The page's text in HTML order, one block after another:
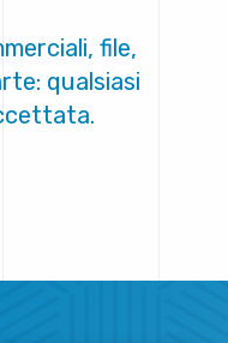
file,
qualsiasi